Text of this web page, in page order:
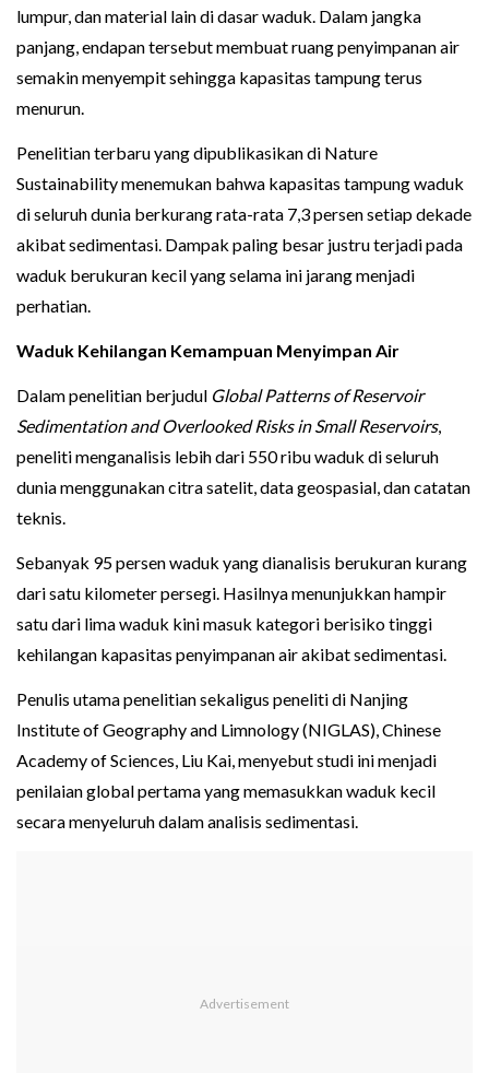
lumpur, dan material lain di dasar waduk. Dalam jangka
panjang, endapan tersebut membuat ruang penyimpanan air
semakin menyempit sehingga kapasitas tampung terus
menurun.
Penelitian terbaru yang dipublikasikan di Nature
Sustainability menemukan bahwa kapasitas tampung waduk
di seluruh dunia berkurang rata-rata 7,3 persen setiap dekade
akibat sedimentasi. Dampak paling besar justru terjadi pada
waduk berukuran kecil yang selama ini jarang menjadi
perhatian.
Waduk Kehilangan Kemampuan Menyimpan Air
Dalam penelitian berjudul Global Patterns of Reservoir
Sedimentation and Overlooked Risks in Small Reservoirs,
peneliti menganalisis lebih dari 550 ribu waduk di seluruh
dunia menggunakan citra satelit, data geospasial, dan catatan
teknis.
Sebanyak 95 persen waduk yang dianalisis berukuran kurang
dari satu kilometer persegi. Hasilnya menunjukkan hampir
satu dari lima waduk kini masuk kategori berisiko tinggi
kehilangan kapasitas penyimpanan air akibat sedimentasi.
Penulis utama penelitian sekaligus peneliti di Nanjing
Institute of Geography and Limnology (NIGLAS), Chinese
Academy of Sciences, Liu Kai, menyebut studi ini menjadi
penilaian global pertama yang memasukkan waduk kecil
secara menyeluruh dalam analisis sedimentasi.